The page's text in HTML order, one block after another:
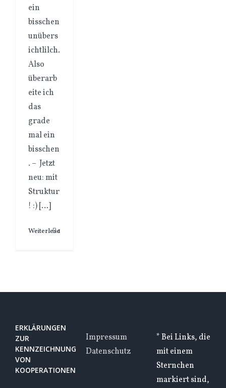
ein
bisschen
unübers
ichtlilch.
Also
überarb
eite ich
das
grade
mal ein
bisschen
. – Jetzt
neu: mit
Struktur
! :) […]
Weiterlesen
1
ERKLÄRUNGEN
ZUR
KENNZEICHNUNG
VON
KOOPERATIONEN
Impressum
Datenschutz
* Bei Links, die
mit einem
Sternchen
markiert sind,